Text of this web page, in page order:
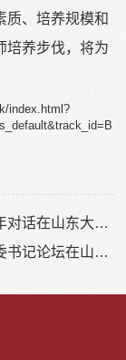
质、培养规模和
培养步伐，将为
index.html?
全球胜任力与全球治理多学科青年对话在山东大学举行
第十六届全国高校交通类学院党委书记论坛在山东大学举行